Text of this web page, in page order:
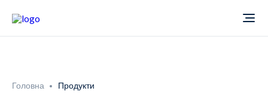
Новини
Головна Продукти